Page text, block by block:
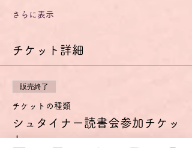
さらに表示
チケット詳細
販売終了
チケットの種類
シュタイナー読書会参加チケッ
ト